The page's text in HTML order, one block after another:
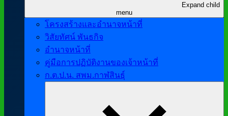
Expand child
menu
โครงสร้างและอำนาจหน้าที่
วิสัยทัศน์ พันธกิจ
อำนาจหน้าที่
คู่มือการปฏิบัติงานของเจ้าหน้าที่
ก.ต.ป.น. สพม.กาฬสินธุ์